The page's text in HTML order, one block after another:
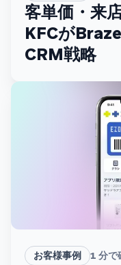
客単価・来
KFCが
CRM戦略
お客様事例 1 分で